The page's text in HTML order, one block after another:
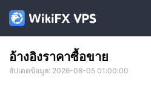
อ้างอิงราคาซื้อขาย
อัปเดตข้อมูล: 2026-08-05 01:00:00